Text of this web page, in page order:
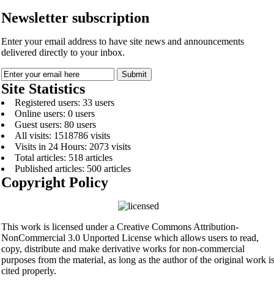
Newsletter subscription
Enter your email address to have site news and announcements
delivered directly to your inbox.
Site Statistics
Registered users: 33 users
Online users: 0 users
Guest users: 80 users
All visits: 1518786 visits
Visits in 24 Hours: 2073 visits
Total articles: 518 articles
Published articles: 500 articles
Copyright Policy
This work is licensed under a Creative Commons Attribution-
NonCommercial 3.0 Unported License which allows users to read,
copy, distribute and make derivative works for non-commercial
purposes from the material, as long as the author of the original work is
cited properly.